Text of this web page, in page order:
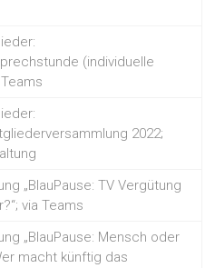
(individuelle
2022;
„BlauPause: TV Vergütung
via Teams
„BlauPause: Mensch oder
macht künftig das